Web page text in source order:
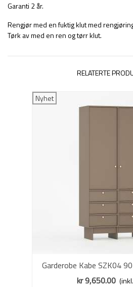
Garanti 2 år.
Rengjør med en fuktig klut med
Tørk av med en ren og tørr klut.
RELATERTE
Nyhet
Garderobe Kabe SZK04
Flere farger - 2 dører
kr 9,650.00